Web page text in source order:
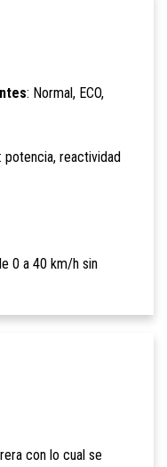
: Normal, ECO,
potencia, reactividad
0 a 40 km/h sin
con lo cual se